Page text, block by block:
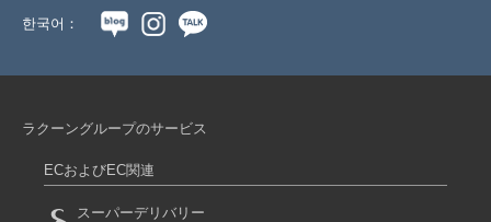
한국어：
ラクーングループのサービス
ECおよびEC関連
スーパーデリバリー